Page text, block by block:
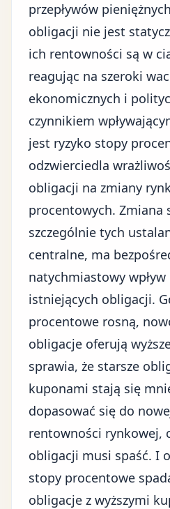
przepływów
obligacji nie jest
ich rentowności są w
reagując na szeroki
ekonomicznych i
czynnikiem
jest ryzyko stopy
odzwierciedla
obligacji na zmiany
procentowych. Zmiana
szczególnie tych
centralne, ma
natychmiastowy
istniejących obligacji.
procentowe rosną,
obligacje oferują
sprawia, że starsze
kuponami stają się
dopasować się do
rentowności rynkowej,
obligacji musi spaść. I
stopy procentowe
obligacje z wyższymi